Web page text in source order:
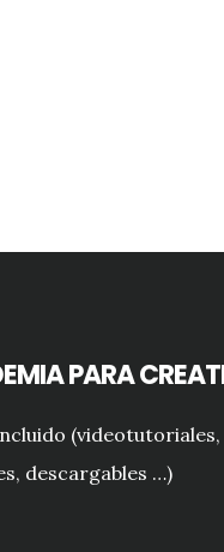
PARA
(videotutoriales,
descargables …)